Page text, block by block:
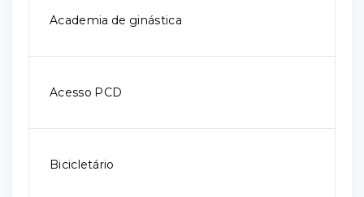
Academia de ginástica
Acesso PCD
Bicicletário